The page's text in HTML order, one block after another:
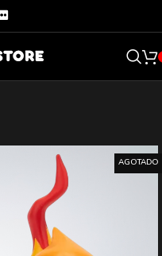
AGOTADO